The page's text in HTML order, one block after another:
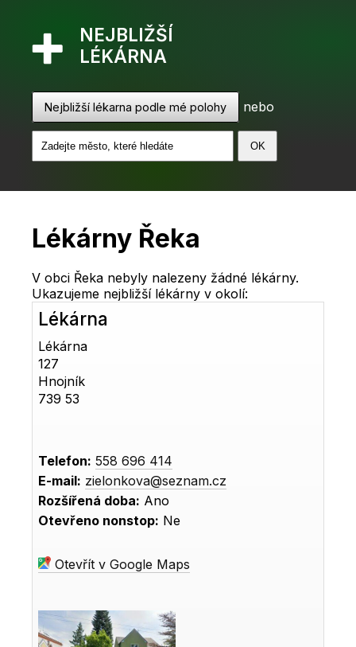
NEJBLIŽŠÍ
LÉKÁRNA
Nejbližší lékarna podle mé polohy nebo
Lékárny Řeka
V obci Řeka nebyly nalezeny žádné lékárny.
Ukazujeme nejbližší lékárny v okolí:
Lékárna
Lékárna
127
Hnojník
739 53
Telefon: 558 696 414
E-mail: zielonkova@seznam.cz
Rozšířená doba: Ano
Otevřeno nonstop: Ne
Otevřít v Google Maps